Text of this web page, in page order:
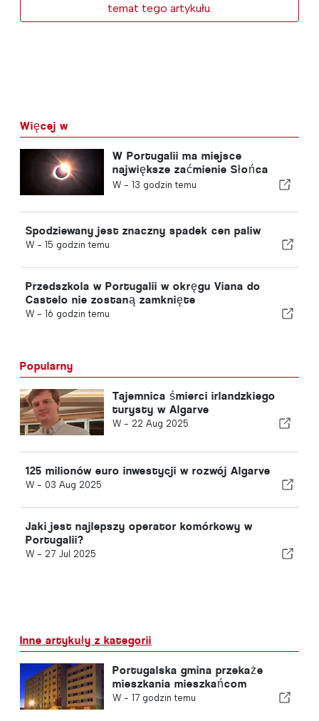
temat tego artykułu.
Więcej w
W Portugalii ma miejsce
największe zaćmienie Słońca
tego stulecia
W - 13 godzin temu
Spodziewany jest znaczny spadek cen paliw
W - 15 godzin temu
Przedszkola w Portugalii w okręgu Viana do
Castelo nie zostaną zamknięte
W - 16 godzin temu
Popularny
Tajemnica śmierci irlandzkiego
turysty w Algarve
W - 22 Aug 2025
125 milionów euro inwestycji w rozwój Algarve
W - 03 Aug 2025
Jaki jest najlepszy operator komórkowy w
Portugalii?
W - 27 Jul 2025
Inne artykuły z kategorii
Portugalska gmina przekaże
mieszkania mieszkańcom
W - 17 godzin temu